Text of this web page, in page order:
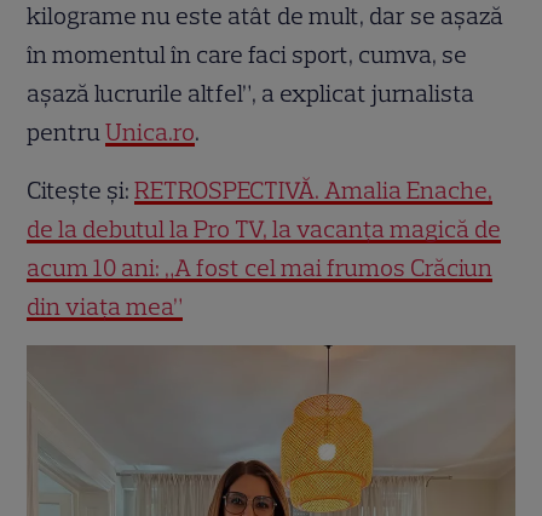
kilograme nu este atât de mult, dar se așază
în momentul în care faci sport, cumva, se
așază lucrurile altfel”, a explicat jurnalista
pentruUnica.ro.
Citește și:RETROSPECTIVĂ. Amalia Enache,
de la debutul la Pro TV, la vacanța magică de
acum 10 ani: „A fost cel mai frumos Crăciun
din viața mea”